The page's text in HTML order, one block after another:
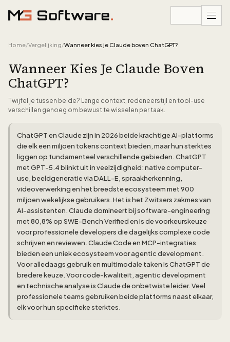
Home/Vergelijking/Wanneer kies je Claude boven ChatGPT?
Wanneer Kies Je Claude Boven
ChatGPT?
Twijfel je tussen beide? Lange context, redeneerstijl en tool-use
verschillen genoeg om bewust te wisselen per taak.
ChatGPT en Claude zijn in 2026 beide krachtige AI-platforms
die elk een miljoen tokens context bieden, maar hun sterktes
liggen op fundamenteel verschillende gebieden. ChatGPT
met GPT-5.4 blinkt uit in veelzijdigheid: native computer-
use, beeldgeneratie via DALL-E, spraakherkenning,
videoverwerking en het breedste ecosysteem met 900
miljoen wekelijkse gebruikers. Het is het Zwitsers zakmes van
AI-assistenten. Claude domineert bij software-engineering
met 80,8% op SWE-Bench Verified en is de voorkeurskeuze
voor professionele developers die dagelijks complexe code
schrijven en reviewen. Claude Code en MCP-integraties
bieden een uniek ecosysteem voor agentic development.
Voor alledaags gebruik en multimodale taken is ChatGPT de
bredere keuze. Voor code-kwaliteit, agentic development
en technische analyse is Claude de onbetwiste leider. Veel
professionele teams gebruiken beide platforms naast elkaar,
elk voor hun specifieke sterktes.